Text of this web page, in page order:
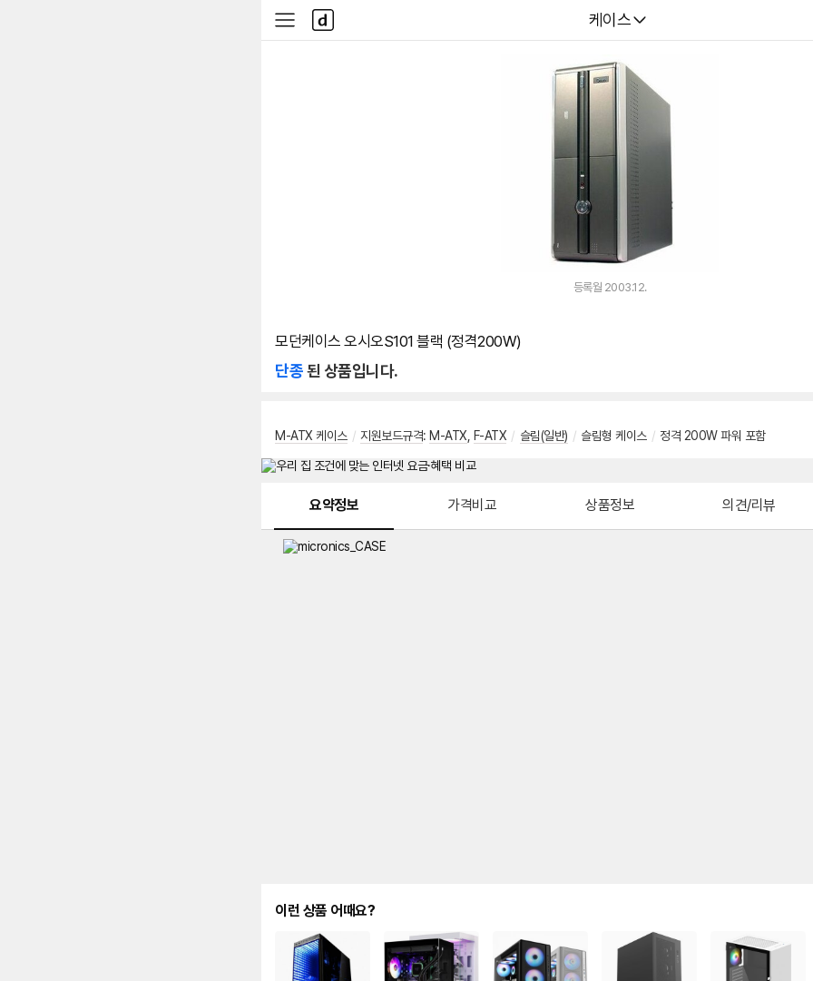
다나와
케이스
사
이
다
나
와
등록월 2003.12.
모던케이스 오시오S101 블랙 (정격200W)
단종된 상품입니다.
M-ATX 케이스 / 지원보드규격: M-ATX F-ATX / 슬림(일반) / 슬림형 케이스 / 정격 200W 파워 포함
요약정보 가격비교 상품정보 의견/리뷰
이런 상품 어때요?